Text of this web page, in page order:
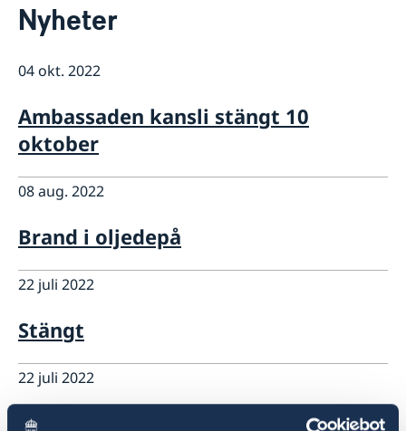
Om oss
Personal
Vi är en resurs för svenska företag
Så kan du få stöd
Svenska företag i Kuba och Dominikanska
Anmäl handelshinder
Nyheter
Nyheter
04 okt. 2022
Ambassaden kansli stängt 10
oktober
08 aug. 2022
Brand i oljedepå
22 juli 2022
Stängt
22 juli 2022
Cerrado